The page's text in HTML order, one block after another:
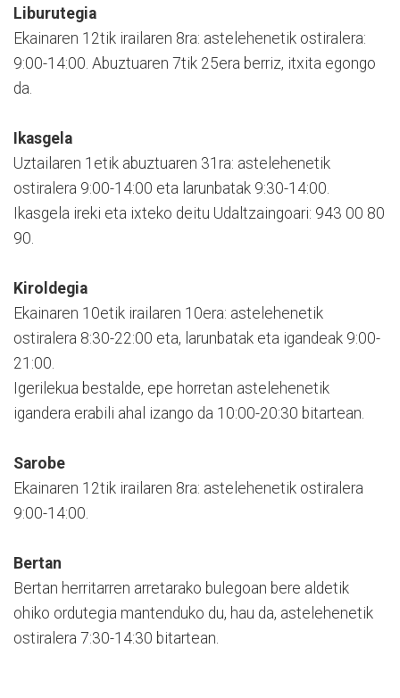
Liburutegia
Ekainaren 12tik irailaren 8ra: astelehenetik ostiralera:
9:00-14:00. Abuztuaren 7tik 25era berriz, itxita egongo
da.
Ikasgela
Uztailaren 1etik abuztuaren 31ra: astelehenetik
ostiralera 9:00-14:00 eta larunbatak 9:30-14:00.
Ikasgela ireki eta ixteko deitu Udaltzaingoari: 943 00 80
90.
Kiroldegia
Ekainaren 10etik irailaren 10era: astelehenetik
ostiralera 8:30-22:00 eta, larunbatak eta igandeak 9:00-
21:00.
Igerilekua bestalde, epe horretan astelehenetik
igandera erabili ahal izango da 10:00-20:30 bitartean.
Sarobe
Ekainaren 12tik irailaren 8ra: astelehenetik ostiralera
9:00-14:00.
Bertan
Bertan herritarren arretarako bulegoan bere aldetik
ohiko ordutegia mantenduko du, hau da, astelehenetik
ostiralera 7:30-14:30 bitartean.